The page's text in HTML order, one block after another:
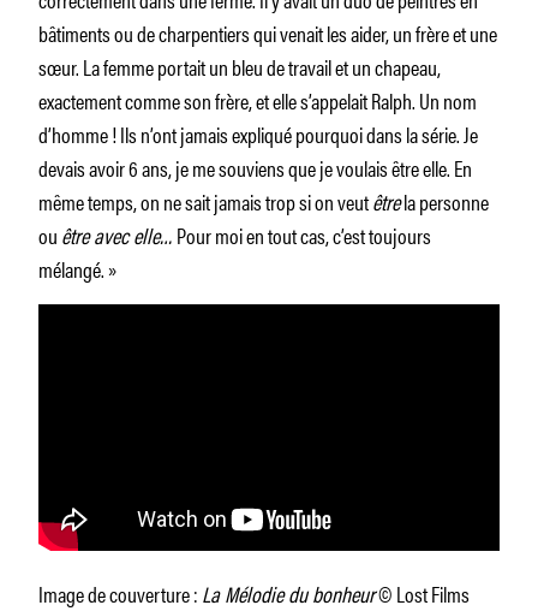
bâtiments ou de charpentiers qui venait les aider, un frère et une
sœur. La femme portait un bleu de travail et un chapeau,
exactement comme son frère, et elle s’appelait Ralph. Un nom
d’homme ! Ils n’ont jamais expliqué pourquoi dans la série. Je
devais avoir 6 ans, je me souviens que je voulais être elle. En
même temps, on ne sait jamais trop si on veutêtrela personne
ouêtre avec elle…Pour moi en tout cas, c’est toujours
mélangé. »
Image de couverture :La Mélodie du bonheur© Lost Films